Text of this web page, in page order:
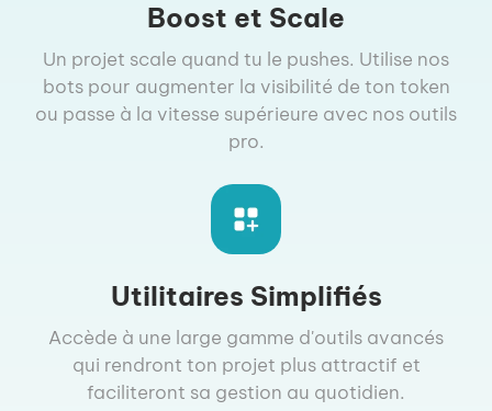
Boost et Scale
Un projet scale quand tu le pushes. Utilise nos
bots pour augmenter la visibilité de ton token
ou passe à la vitesse supérieure avec nos outils
pro.
Utilitaires Simplifiés
Accède à une large gamme d'outils avancés
qui rendront ton projet plus attractif et
faciliteront sa gestion au quotidien.